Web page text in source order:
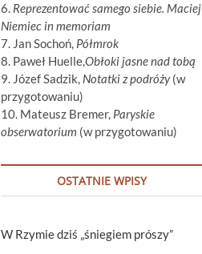
6. Reprezentować samego siebie. Maciej
Niemiec in memoriam
7. Jan Sochoń, Półmrok
8. Paweł Huelle,Obłoki jasne nad tobą
9. Józef Sadzik, Notatki z podróży(w
przygotowaniu)
10. Mateusz Bremer, Paryskie
obserwatorium (w przygotowaniu)
OSTATNIE WPISY
W Rzymie dziś „śniegiem prószy”